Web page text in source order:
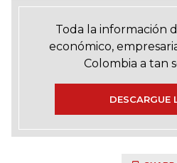
Toda la información
económico,
Colombia a tan
DESCARGUE